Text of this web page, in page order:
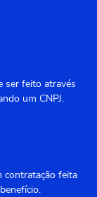
ser feito através
um CNPJ.
contratação feita